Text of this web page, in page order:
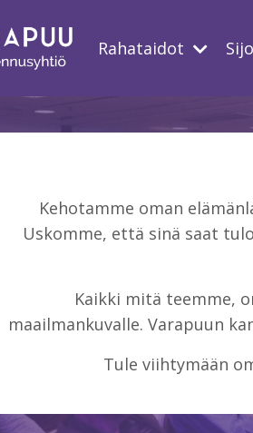
Rahataidot
Kehotamme oman
Uskomme, että sinä saat
Kaikki mitä teemme,
maailmankuvalle. Varapuun
Tule viihtymään